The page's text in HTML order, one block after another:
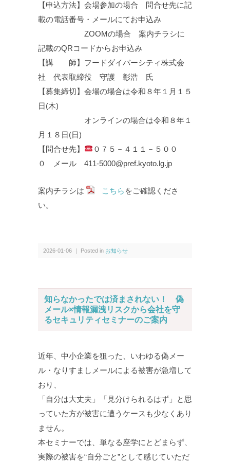
【申込方法】会場参加の場合 問合せ先に記
載の電話番号・メールにてお申込み
ZOOMの場合 案内チラシに
記載のQRコードからお申込み
【講 師】フードダイバーシティ株式会
社 代表取締役 守護 彰浩 氏
【募集締切】会場の場合は令和８年１月１５
日(木)
オンラインの場合は令和８年１
月１８日(日)
【問合せ先】
０７５－４１１－５００
０ メール 411-5000@pref.kyoto.lg.jp
案内チラシは こちら をご確認くださ
い。
2026-01-06 ｜ Posted in お知らせ
知らなかったでは済まされない！ 偽
メール×情報漏洩リスクから会社を守
るセキュリティセミナーのご案内
近年、中小企業を狙った、いわゆる偽メー
ル・なりすましメールによる被害が急増して
おり、
「自分は大丈夫」「見分けられるはず」と思
っていた方が被害に遭うケースも少なくあり
ません。
本セミナーでは、単なる座学にとどまらず、
実際の被害を“自分ごと”として感じていただ